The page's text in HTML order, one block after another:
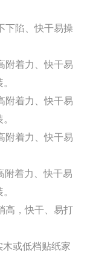
下陷、快干易操
附着力、快干易
附着力、快干易
附着力、快干易
附着力、快干易
高，快干、易打
木或低档贴纸家